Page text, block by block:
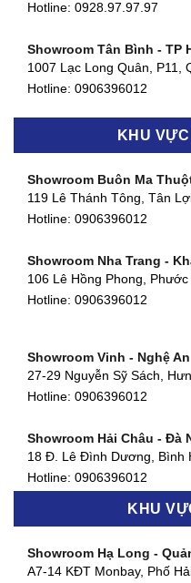
Hotline: 0928.97.97.97
Showroom Tân Bình - TP
1007 Lạc Long Quân, P11,
Hotline: 0906396012
Showroom Biên Hòa -
Showroom Thuận An -
Showroom Quận 11 - TP.
Showroom Quận 4 - TP.
127 Khánh Hội, Phường 3,
Showroom Quận 7 - TP.
877 Huỳnh Tấn Phát, Phú
Hotline:0906396012
580 Phan Văn Trị, Phường
Hotline:0906396012
KHU
Showroom Buôn Ma
119 Lê Thánh Tông, Tân
Hotline: 0906396012
Showroom Nha Trang -
106 Lê Hồng Phong,
Hotline: 0906396012
Showroom Vinh - Nghệ An
27-29 Nguyễn Sỹ Sách,
Hotline: 0906396012
Showroom Hải Châu - Đà
18 Đ. Lê Đình Dương, Bình
Hotline: 0906396012
Showroom Thanh Khê -
Hotline:0906396012
KHU
Showroom Hạ Long -
A7-14 KĐT Monbay, Phố